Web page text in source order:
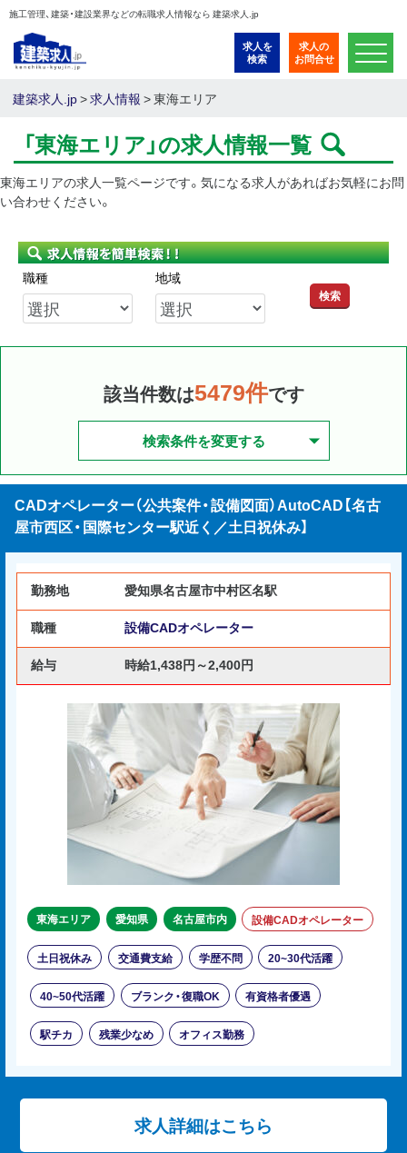
施工管理、建築・建設業界などの転職求人情報なら 建築求人.jp
求人を
検索
求人の
お問合せ
建築求人.jp>求人情報 > 東海エリア
「東海エリア」の求人情報一覧
東海エリアの求人一覧ページです。気になる求人があればお気軽にお問
い合わせください。
職種 地域
検索
該当件数は5479件です
検索条件を変更する
CADオペレーター（公共案件・設備図面）AutoCAD【名古
屋市西区・国際センター駅近く／土日祝休み】
勤務地 愛知県名古屋市中村区名駅
職種 設備CADオペレーター
給与 時給1,438円～2,400円
東海エリア 愛知県 名古屋市内 設備CADオペレーター
土日祝休み 交通費支給 学歴不問 20~30代活躍
40~50代活躍 ブランク・復職OK 有資格者優遇
駅チカ 残業少なめ オフィス勤務
求人詳細はこちら